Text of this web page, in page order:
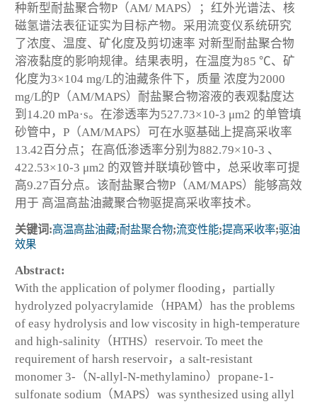
种新型耐盐聚合物P（AM/ MAPS）；红外光谱法、核
磁氢谱法表征证实为目标产物。采用流变仪系统研究
了浓度、温度、矿化度及剪切速率 对新型耐盐聚合物
溶液黏度的影响规律。结果表明，在温度为85 ℃、矿
化度为3×104 mg/L的油藏条件下，质量 浓度为2000
mg/L的P（AM/MAPS）耐盐聚合物溶液的表观黏度达
到14.20 mPa·s。在渗透率为527.73×10-3 μm2 的单管填
砂管中，P（AM/MAPS）可在水驱基础上提高采收率
13.42百分点；在高低渗透率分别为882.79×10-3 、
422.53×10-3 μm2 的双管并联填砂管中，总采收率可提
高9.27百分点。该耐盐聚合物P（AM/MAPS）能够高效
用于 高温高盐油藏聚合物驱提高采收率技术。
关键词:高温高盐油藏;耐盐聚合物;流变性能;提高采收率;驱油
效果
Abstract:
With the application of polymer flooding，partially
hydrolyzed polyacrylamide（HPAM）has the problems
of easy hydrolysis and low viscosity in high-temperature
and high-salinity（HTHS）reservoir. To meet the
requirement of harsh reservoir，a salt-resistant
monomer 3-（N-allyl-N-methylamino）propane-1-
sulfonate sodium（MAPS）was synthesized using allyl